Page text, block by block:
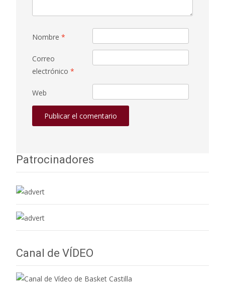
Nombre *
Correo
electrónico *
Web
Patrocinadores
Canal de VÍDEO